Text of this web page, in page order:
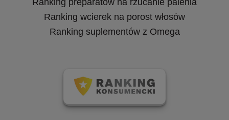
Ranking wcierek na porost włosów
Ranking suplementów z Omega